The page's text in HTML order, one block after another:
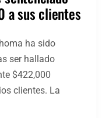
a sus clientes
ha sido
ser hallado
$422,000
clientes. La